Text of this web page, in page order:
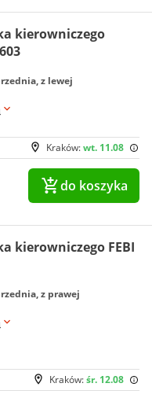
kierowniczego
z lewej
Kraków:wt. 11.08
do koszyka
kierowniczego FEBI
z prawej
Kraków:śr. 12.08